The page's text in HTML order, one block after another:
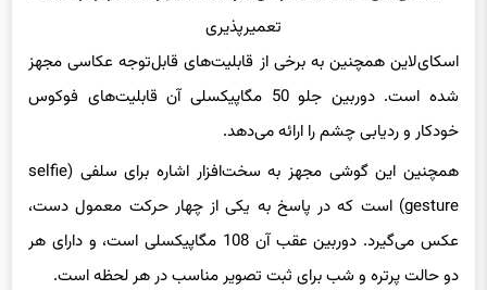
اسکای‌لاین همچنین به برخی از قابلیت‌های قابل‌توجه عکاسی مجهز
شده است. دوربین جلو 50 مگاپیکسلی آن قابلیت‌های فوکوس
خودکار و ردیابی چشم را ارائه می‌دهد.
همچنین این گوشی مجهز به سخت‌افزار اشاره برای سلفی (selfie
gesture) است که در پاسخ به یکی از چهار حرکت معمول دست،
عکس می‌گیرد. دوربین عقب آن 108 مگاپیکسلی است، و دارای هر
دو حالت پرتره و شب برای ثبت تصویر مناسب در هر لحظه است.